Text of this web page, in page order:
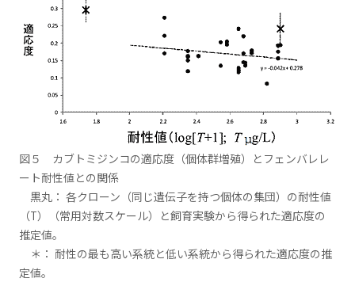
図５ カブトミジンコの適応度（個体群増殖）とフェンバレレ
ート耐性値との関係
黒丸： 各クローン（同じ遺伝子を持つ個体の集団）の耐性値
（T）（常用対数スケール）と飼育実験から得られた適応度の
推定値。
＊： 耐性の最も高い系統と低い系統から得られた適応度の推
定値。